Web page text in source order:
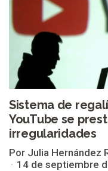
Sistema de
YouTube se
irregularidades
Por Julia Hernández
14 de septiembre